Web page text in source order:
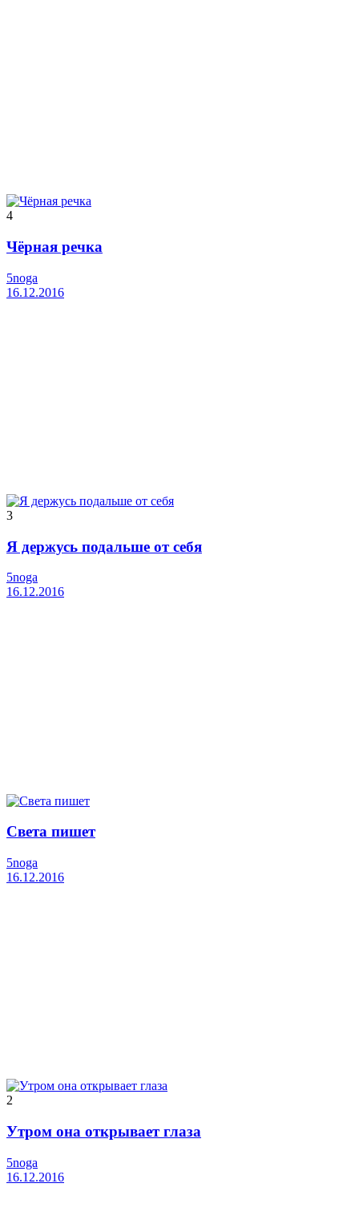
4
Чёрная речка
5noga
16.12.2016
3
Я держусь подальше от себя
5noga
16.12.2016
Света пишет
5noga
16.12.2016
2
Утром она открывает глаза
5noga
16.12.2016